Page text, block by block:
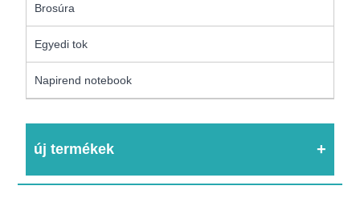
Brosúra
Egyedi tok
Napirend notebook
új termékek